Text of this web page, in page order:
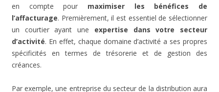
en compte pour maximiser les bénéfices de
l’affacturage. Premièrement, il est essentiel de sélectionner
un courtier ayant une expertise dans votre secteur
d’activité. En effet, chaque domaine d’activité a ses propres
spécificités en termes de trésorerie et de gestion des
créances.
Par exemple, une entreprise du secteur de la distribution aura